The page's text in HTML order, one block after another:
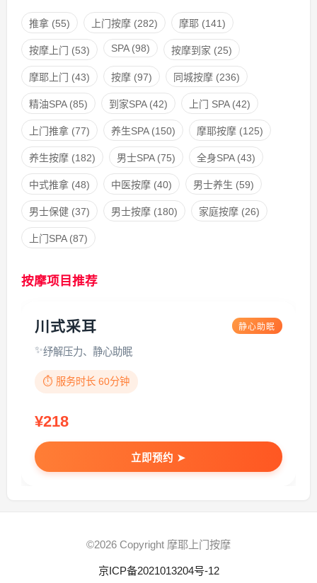
推拿(55) 上门按摩(282) 摩耶(141)
按摩上门 (53) SPA(98) 按摩到家 (25)
摩耶上门 (43) 按摩(97) 同城按摩(236)
精油SPA(85) 到家SPA(42) 上门 SPA(42)
上门推拿(77) 养生SPA(150) 摩耶按摩(125)
养生按摩(182) 男士SPA(75) 全身SPA(43)
中式推拿(48) 中医按摩(40) 男士养生 (59)
男士保健(37) 男士按摩(180) 家庭按摩(26)
上门SPA(87)
按摩项目推荐
川式采耳 静心助眠
纾解压力、静心助眠
⏱️ 服务时长 60分钟
¥218
立即预约 ➤
©2026 Copyright 摩耶上门按摩
京ICP备2021013204号-12